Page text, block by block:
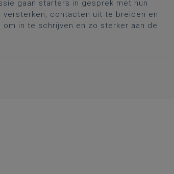
gaan starters in gesprek met hun
versterken, contacten uit te breiden en
in te schrijven en zo sterker aan de